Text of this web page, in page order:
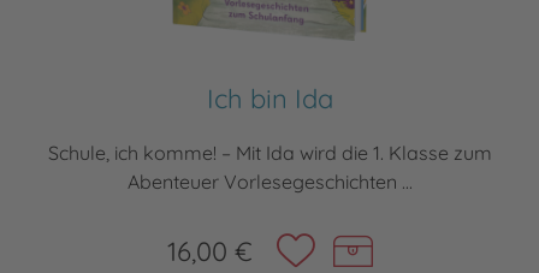
Ich bin Ida
Schule, ich komme! – Mit Ida wird die 1. Klasse zum
Abenteuer Vorlesegeschichten ...
16,00 €